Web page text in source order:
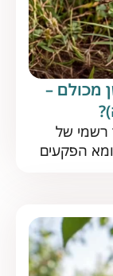
מכולם –
רשמי של
הפקעים
בארץ
לפני שנבין